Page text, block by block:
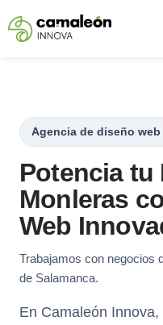
Saltar
Agencia de diseño web
Potencia tu
Monleras
Web
Trabajamos con negocios
de Salamanca.
En Camaleón